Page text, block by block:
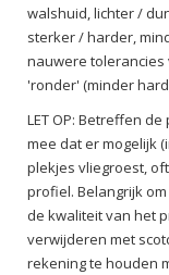
walshuid, lichter /
sterker / harder,
nauwere tolerancies
'ronder' (minder
LET OP: Betreffen
mee dat er mogelijk
plekjes vliegroest,
profiel. Belangrijk
de kwaliteit van het
verwijderen met
rekening te houden